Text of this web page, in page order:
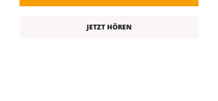
JETZT HÖREN